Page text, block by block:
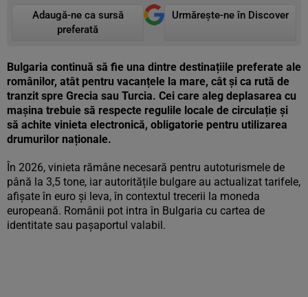
Adaugă-ne ca sursă
preferată
Urmărește-ne în Discover
Bulgaria continuă să fie una dintre destinațiile preferate ale
românilor, atât pentru vacanțele la mare, cât și ca rută de
tranzit spre Grecia sau Turcia. Cei care aleg deplasarea cu
mașina trebuie să respecte regulile locale de circulație și
să achite vinieta electronică, obligatorie pentru utilizarea
drumurilor naționale.
În 2026, vinieta rămâne necesară pentru autoturismele de
până la 3,5 tone, iar autoritățile bulgare au actualizat tarifele,
afișate în euro și leva, în contextul trecerii la moneda
europeană. Românii pot intra în Bulgaria cu cartea de
identitate sau pașaportul valabil.